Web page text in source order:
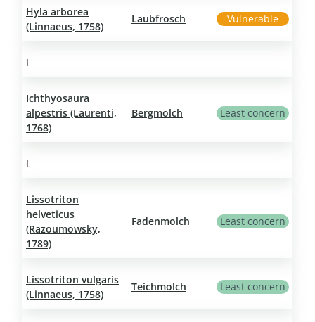
Hyla arborea
(Linnaeus, 1758)
Laubfrosch Vulnerable
I
Ichthyosaura
alpestris (Laurenti,
1768)
Bergmolch Least concern
L
Lissotriton
helveticus
(Razoumowsky,
1789)
Fadenmolch Least concern
Lissotriton vulgaris
(Linnaeus, 1758)
Teichmolch Least concern